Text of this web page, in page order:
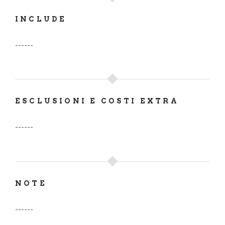
INCLUDE
------
ESCLUSIONI E COSTI EXTRA
------
NOTE
------